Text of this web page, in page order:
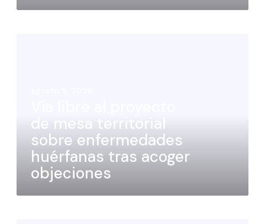
de mesa territorial
sobre enfermedades
huérfanas tras acoger
objeciones